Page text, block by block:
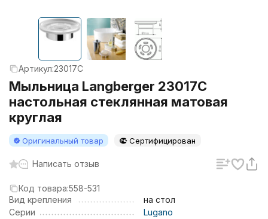
Артикул:23017C
Мыльница Langberger 23017C
настольная стеклянная матовая
круглая
Оригинальный товар Сертифицирован
Написать отзыв
Код товара:558-531
Вид крепления
на стол
Серии
Lugano